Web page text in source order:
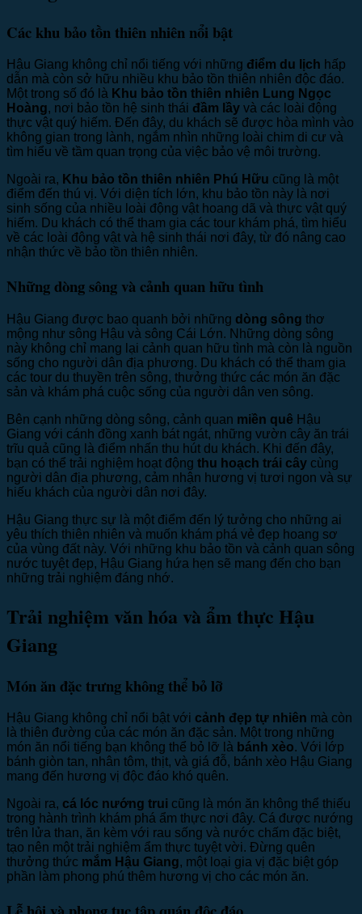
Các khu bảo tồn thiên nhiên nổi bật
Hậu Giang không chỉ nổi tiếng với những điểm du lịch hấp
dẫn mà còn sở hữu nhiều khu bảo tồn thiên nhiên độc đáo.
Một trong số đó là Khu bảo tồn thiên nhiên Lung Ngọc
Hoàng, nơi bảo tồn hệ sinh thái đầm lầy và các loài động
thực vật quý hiếm. Đến đây, du khách sẽ được hòa mình vào
không gian trong lành, ngắm nhìn những loài chim di cư và
tìm hiểu về tầm quan trọng của việc bảo vệ môi trường.
Ngoài ra, Khu bảo tồn thiên nhiên Phú Hữu cũng là một
điểm đến thú vị. Với diện tích lớn, khu bảo tồn này là nơi
sinh sống của nhiều loài động vật hoang dã và thực vật quý
hiếm. Du khách có thể tham gia các tour khám phá, tìm hiểu
về các loài động vật và hệ sinh thái nơi đây, từ đó nâng cao
nhận thức về bảo tồn thiên nhiên.
Những dòng sông và cảnh quan hữu tình
Hậu Giang được bao quanh bởi những dòng sông thơ
mộng như sông Hậu và sông Cái Lớn. Những dòng sông
này không chỉ mang lại cảnh quan hữu tình mà còn là nguồn
sống cho người dân địa phương. Du khách có thể tham gia
các tour du thuyền trên sông, thưởng thức các món ăn đặc
sản và khám phá cuộc sống của người dân ven sông.
Bên cạnh những dòng sông, cảnh quan miền quê Hậu
Giang với cánh đồng xanh bát ngát, những vườn cây ăn trái
trĩu quả cũng là điểm nhấn thu hút du khách. Khi đến đây,
bạn có thể trải nghiệm hoạt động thu hoạch trái cây cùng
người dân địa phương, cảm nhận hương vị tươi ngon và sự
hiếu khách của người dân nơi đây.
Hậu Giang thực sự là một điểm đến lý tưởng cho những ai
yêu thích thiên nhiên và muốn khám phá vẻ đẹp hoang sơ
của vùng đất này. Với những khu bảo tồn và cảnh quan sông
nước tuyệt đẹp, Hậu Giang hứa hẹn sẽ mang đến cho bạn
những trải nghiệm đáng nhớ.
Trải nghiệm văn hóa và ẩm thực Hậu
Giang
Món ăn đặc trưng không thể bỏ lỡ
Hậu Giang không chỉ nổi bật với cảnh đẹp tự nhiên mà còn
là thiên đường của các món ăn đặc sản. Một trong những
món ăn nổi tiếng bạn không thể bỏ lỡ là bánh xèo. Với lớp
bánh giòn tan, nhân tôm, thịt, và giá đỗ, bánh xèo Hậu Giang
mang đến hương vị độc đáo khó quên.
Ngoài ra, cá lóc nướng trui cũng là món ăn không thể thiếu
trong hành trình khám phá ẩm thực nơi đây. Cá được nướng
trên lửa than, ăn kèm với rau sống và nước chấm đặc biệt,
tạo nên một trải nghiệm ẩm thực tuyệt vời. Đừng quên
thưởng thức mắm Hậu Giang, một loại gia vị đặc biệt góp
phần làm phong phú thêm hương vị cho các món ăn.